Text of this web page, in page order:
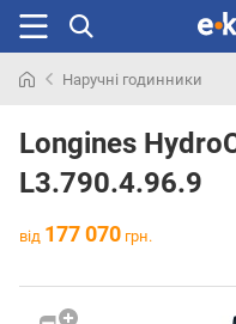
раніше
Наручні годинники
Longines
L3.790.4.96.9
від 177 070 грн.